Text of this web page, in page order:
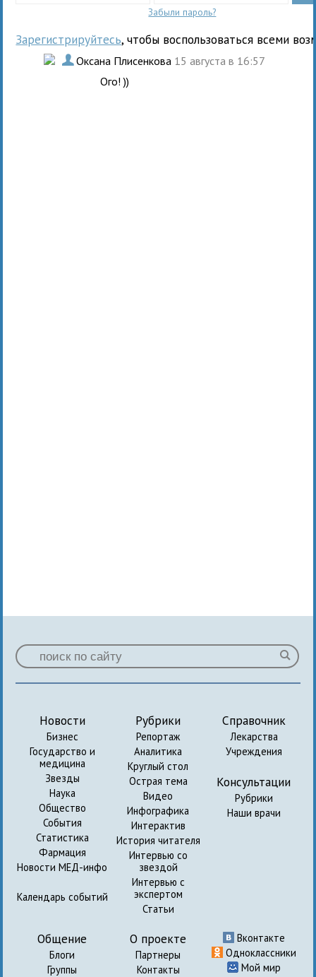
Забыли пароль?
Зарегистрируйтесь, чтобы воспользоваться всеми
. Оксана Плисенкова 15 августа в 16:57
Ого! ))
Новости
Бизнес
Государство и
медицина
Звезды
Наука
Общество
События
Статистика
Фармация
Новости МЕД-инфо
Календарь событий
Рубрики
Репортаж
Аналитика
Круглый стол
Острая тема
Видео
Инфографика
Интерактив
История читателя
Интервью со
звездой
Интервью с
экспертом
Статьи
Справочник
Лекарства
Учреждения
Консультации
Рубрики
Наши врачи
Общение
Блоги
Группы
О проекте
Партнеры
Контакты
Вконтакте
Одноклассники
Мой мир